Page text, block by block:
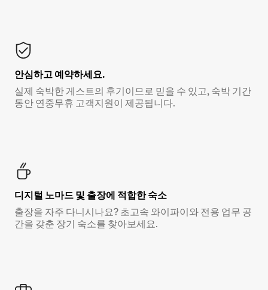
안심하고 예약하세요.
실제 숙박한 게스트의 후기이므로 믿을 수 있고, 숙박 기간
동안 연중무휴 고객지원이 제공됩니다.
디지털 노마드 및 출장에 적합한 숙소
출장을 자주 다니시나요? 초고속 와이파이와 전용 업무 공
간을 갖춘 장기 숙소를 찾아보세요.